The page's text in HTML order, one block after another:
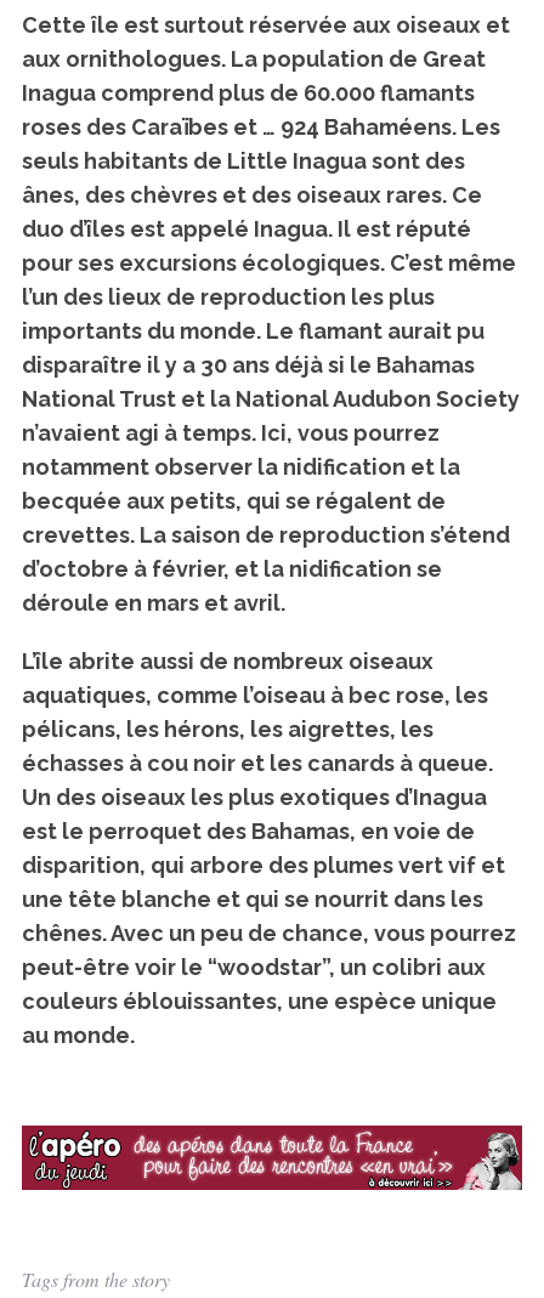
Cette île est surtout réservée aux oiseaux et
aux ornithologues. La population de Great
Inagua comprend plus de 60.000 flamants
roses des Caraïbes et … 924 Bahaméens. Les
seuls habitants de Little Inagua sont des
ânes, des chèvres et des oiseaux rares. Ce
duo d’îles est appelé Inagua. Il est réputé
pour ses excursions écologiques. C’est même
l’un des lieux de reproduction les plus
importants du monde. Le flamant aurait pu
disparaître il y a 30 ans déjà si le Bahamas
National Trust et la National Audubon Society
n’avaient agi à temps. Ici, vous pourrez
notamment observer la nidification et la
becquée aux petits, qui se régalent de
crevettes. La saison de reproduction s’étend
d’octobre à février, et la nidification se
déroule en mars et avril.
L’île abrite aussi de nombreux oiseaux
aquatiques, comme l’oiseau à bec rose, les
pélicans, les hérons, les aigrettes, les
échasses à cou noir et les canards à queue.
Un des oiseaux les plus exotiques d’Inagua
est le perroquet des Bahamas, en voie de
disparition, qui arbore des plumes vert vif et
une tête blanche et qui se nourrit dans les
chênes. Avec un peu de chance, vous pourrez
peut-être voir le “woodstar”, un colibri aux
couleurs éblouissantes, une espèce unique
au monde.
Tags from the story